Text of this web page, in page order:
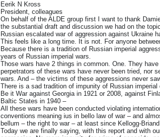
Eerik N Kross
President, colleagues
On behalf of the ALDE group first I want to thank
the substantial draft and discussion we had on the
Russian escalated war of aggression against Ukraine
This feels like a long time. It is not. For anyone
Because there is a tradition of Russian imperial
years of Russian imperial wars.
Those wars have 2 things in common. One. They
perpetrators of these wars have never been tried, nor
wars. And – the victims of these aggressions never
There is a sad tradition of impunity of Russian imperial
Be it War against Georgia in 1921 or 2008, against
Baltic States in 1940 –
All these wars have been conducted violating
conventions meaning ius in bello law of war – and
bellum – the right to war – at least since Kellogg-
Today we are finally saying, with this report and with